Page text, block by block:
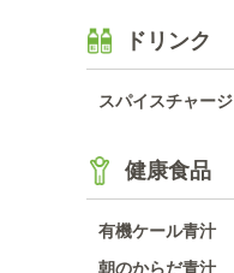
ドリンク
スパイスチャージ
健康食品
有機ケール青汁
朝のからだ青汁